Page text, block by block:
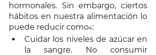
hormonales. Sin embargo, ciertos
hábitos en nuestra alimentación lo
puede reducir como4:
Cuidar los niveles de azúcar en
la sangre. No consumir